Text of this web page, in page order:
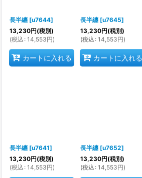
長半纏 [u7644]
13,230円(税別)
(税込 : 14,553円)
カートに入れる
長半纏 [u7645]
13,230円(税別)
(税込 : 14,553円)
カートに入れる
長半纏 [u7641]
13,230円(税別)
(税込 : 14,553円)
長半纏 [u7652]
13,230円(税別)
(税込 : 14,553円)